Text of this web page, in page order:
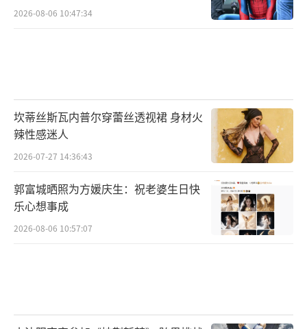
2026-08-06 10:47:34
坎蒂丝斯瓦内普尔穿蕾丝透视裙 身材火
辣性感迷人
2026-07-27 14:36:43
郭富城晒照为方媛庆生：祝老婆生日快
乐心想事成
2026-08-06 10:57:07